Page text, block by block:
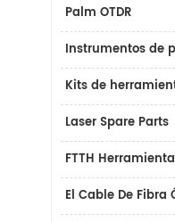
Palm OTDR
Instrumentos de
Kits de
Laser Spare Parts
FTTH
El Cable De Fibra